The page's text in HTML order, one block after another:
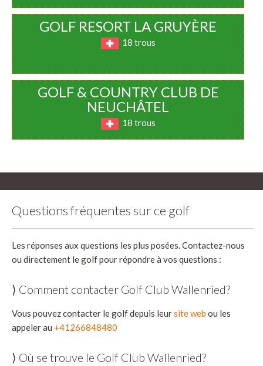
GOLF RESORT LA GRUYÈRE
18 trous
GOLF & COUNTRY CLUB DE
NEUCHÂTEL
18 trous
Questions fréquentes sur ce golf
Les réponses aux questions les plus posées. Contactez-nous
ou directement le golf pour répondre à vos questions :
⟩ Comment contacter Golf Club Wallenried?
Vous pouvez contacter le golf depuis leursite web ou les
appeler au +41266848480
⟩ Où se trouve le Golf Club Wallenried?